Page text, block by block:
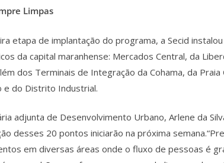
Limpas
etapa de implantação do programa, a Secid
da capital maranhense: Mercados Central, da
dos Terminais de Integração da Cohama, da
e do Distrito Industrial.
adjunta de Desenvolvimento Urbano, Arlene da
desses 20 pontos iniciarão na próxima
em diversas áreas onde o fluxo de pessoas é